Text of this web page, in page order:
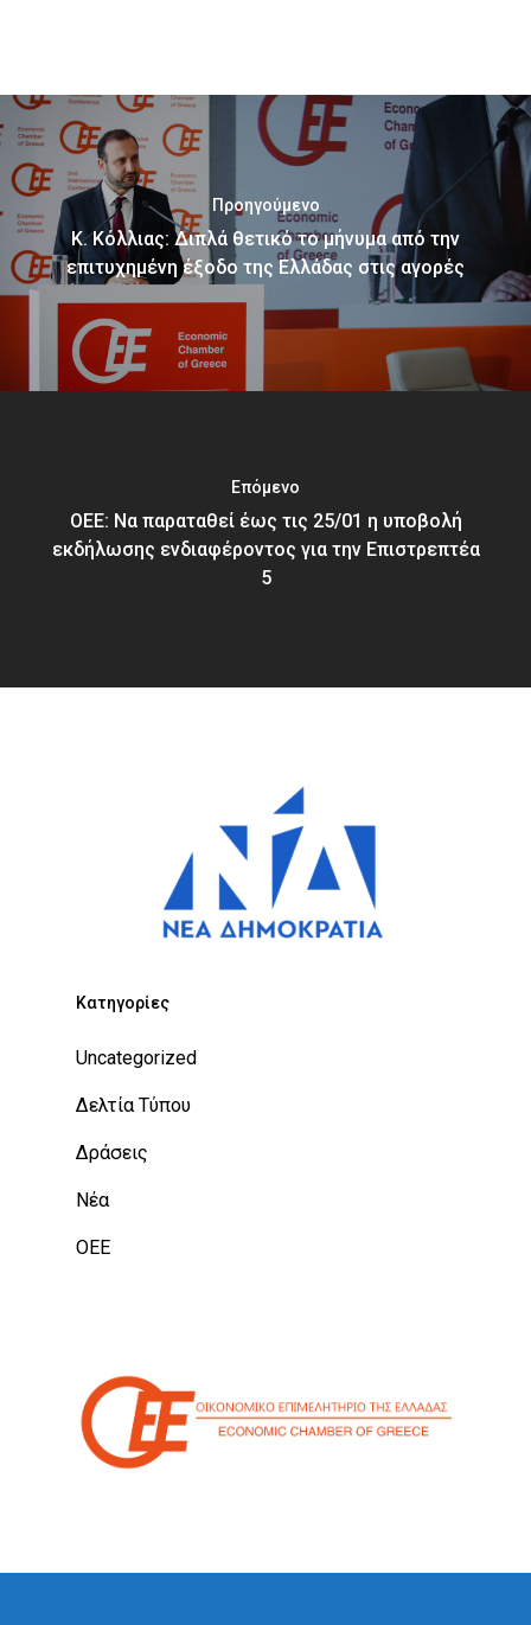
Προηγούμενο
Κ. Κόλλιας: Διπλά θετικό το μήνυμα από την
επιτυχημένη έξοδο της Ελλάδας στις αγορές
Επόμενο
ΟΕΕ: Nα παραταθεί έως τις 25/01 η υποβολή
εκδήλωσης ενδιαφέροντος για την Επιστρεπτέα
5
Kατηγορίες
Uncategorized
Δελτία Τύπου
Δράσεις
Νέα
ΟΕΕ